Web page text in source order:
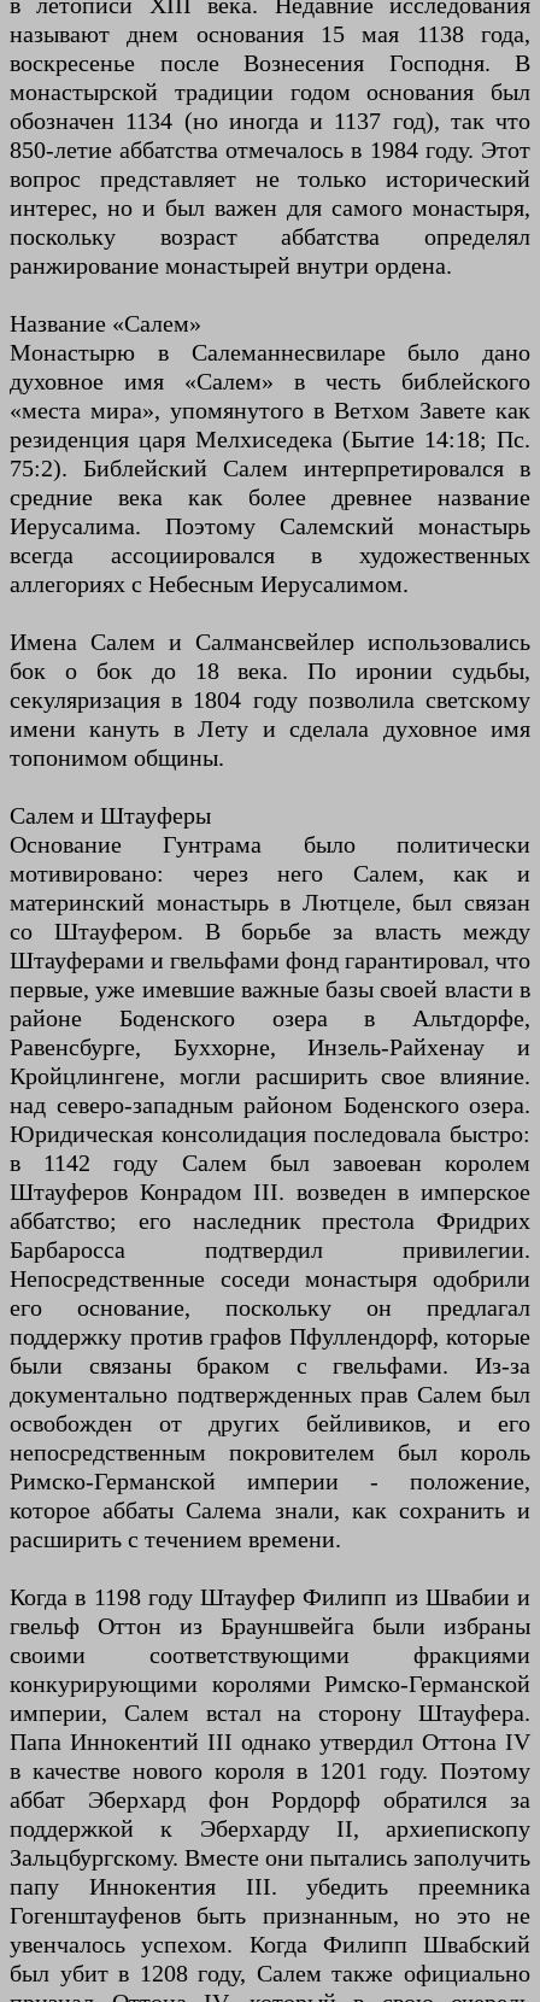
называют днем ​​основания 15 мая 1138 года,
воскресенье после Вознесения Господня. В
монастырской традиции годом основания был
обозначен 1134 (но иногда и 1137 год), так что
850-летие аббатства отмечалось в 1984 году. Этот
вопрос представляет не только исторический
интерес, но и был важен для самого монастыря,
поскольку возраст аббатства определял
ранжирование монастырей внутри ордена.
Название «Салем»
Монастырю в Салеманнесвиларе было дано
духовное имя «Салем» в честь библейского
«места мира», упомянутого в Ветхом Завете как
резиденция царя Мелхиседека (Бытие 14:18; Пс.
75:2). Библейский Салем интерпретировался в
средние века как более древнее название
Иерусалима. Поэтому Салемский монастырь
всегда ассоциировался в художественных
аллегориях с Небесным Иерусалимом.
Имена Салем и Салмансвейлер использовались
бок о бок до 18 века. По иронии судьбы,
секуляризация в 1804 году позволила светскому
имени кануть в Лету и сделала духовное имя
топонимом общины.
Салем и Штауферы
Основание Гунтрама было политически
мотивировано: через него Салем, как и
материнский монастырь в Лютцеле, был связан
со Штауфером. В борьбе за власть между
Штауферами и гвельфами фонд гарантировал, что
первые, уже имевшие важные базы своей власти в
районе Боденского озера в Альтдорфе,
Равенсбурге, Буххорне, Инзель-Райхенау и
Кройцлингене, могли расширить свое влияние.
над северо-западным районом Боденского озера.
Юридическая консолидация последовала быстро:
в 1142 году Салем был завоеван королем
Штауферов Конрадом III. возведен в имперское
аббатство; его наследник престола Фридрих
Барбаросса подтвердил привилегии.
Непосредственные соседи монастыря одобрили
его основание, поскольку он предлагал
поддержку против графов Пфуллендорф, которые
были связаны браком с гвельфами. Из-за
документально подтвержденных прав Салем был
освобожден от других бейливиков, и его
непосредственным покровителем был король
Римско-Германской империи - положение,
которое аббаты Салема знали, как сохранить и
расширить с течением времени.
Когда в 1198 году Штауфер Филипп из Швабии и
гвельф Оттон из Брауншвейга были избраны
своими соответствующими фракциями
конкурирующими королями Римско-Германской
империи, Салем встал на сторону Штауфера.
Папа Иннокентий III однако утвердил Оттона IV
в качестве нового короля в 1201 году. Поэтому
аббат Эберхард фон Рордорф обратился за
поддержкой к Эберхарду II, архиепископу
Зальцбургскому. Вместе они пытались заполучить
папу Иннокентия III. убедить преемника
Гогенштауфенов быть признанным, но это не
увенчалось успехом. Когда Филипп Швабский
был убит в 1208 году, Салем также официально